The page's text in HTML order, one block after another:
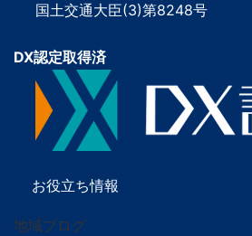
国土交通大臣(3)第8248号
DX認定取得済
お役立ち情報
地域ブログ